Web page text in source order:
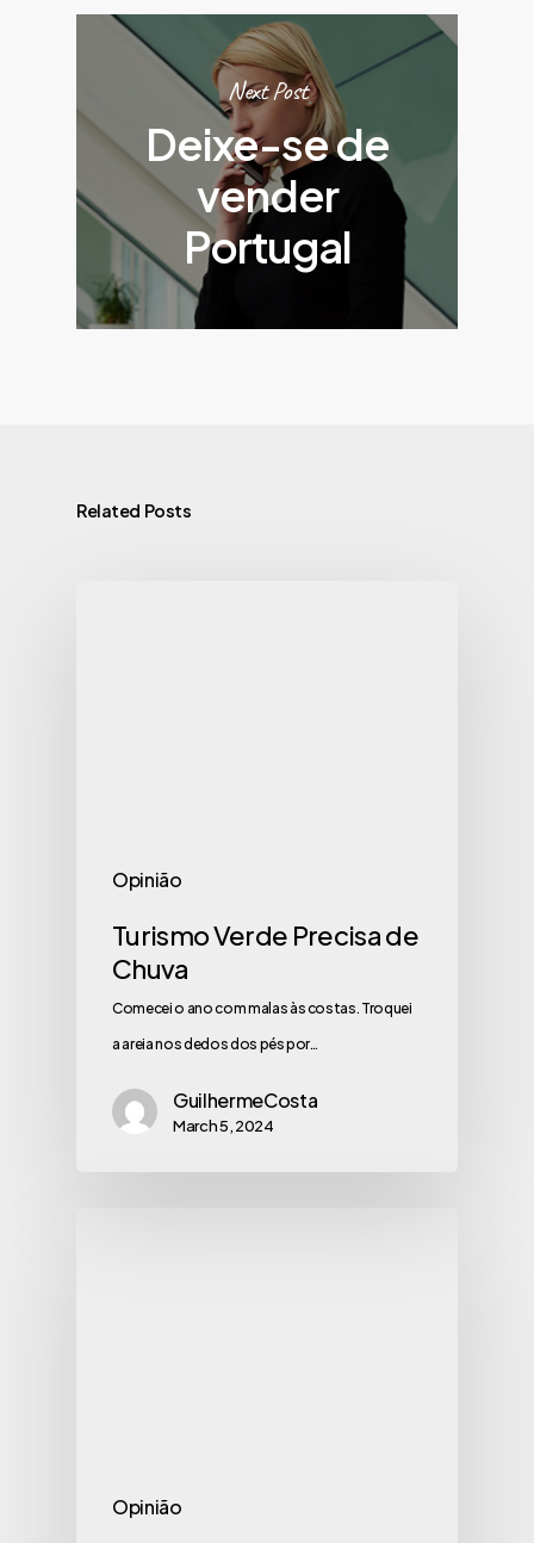
Next Post
Deixe-se de
vender
Portugal
Related Posts
Opinião
Turismo Verde Precisa de
Chuva
Comecei o ano com malas às costas. Troquei
a areia nos dedos dos pés por…
GuilhermeCosta
March 5, 2024
Opinião